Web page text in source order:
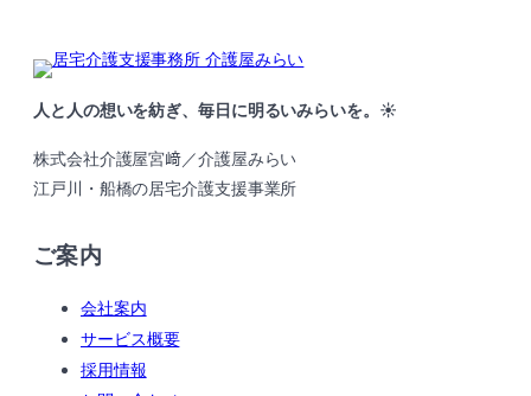
人と人の想いを紡ぎ、毎日に明るいみらいを。☀️
株式会社介護屋宮﨑／介護屋みらい
江戸川・船橋の居宅介護支援事業所
ご案内
会社案内
サービス概要
採用情報